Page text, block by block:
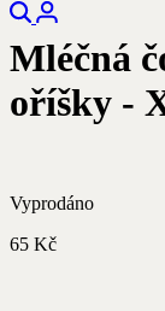
Mléčná
oříšky -
Vyprodáno
65 Kč